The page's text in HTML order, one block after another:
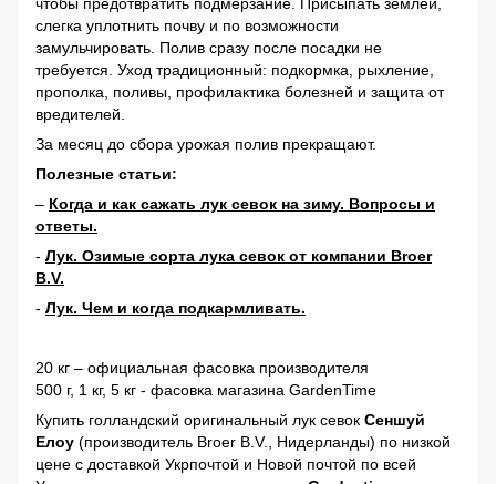
слегка уплотнить почву и по возможности
замульчировать. Полив сразу после посадки не
требуется. Уход традиционный: подкормка, рыхление,
прополка, поливы, профилактика болезней и защита от
вредителей.
За месяц до сбора урожая полив прекращают.
Полезные статьи:
– Когда и как сажать лук севок на зиму. Вопросы и
ответы.
- Лук. Озимые сорта лука севок от компании Broer
B.V.
- Лук. Чем и когда подкармливать.
20 кг – официальная фасовка производителя
500 г, 1 кг, 5 кг - фасовка магазина GardenTime
Купить голландский оригинальный лук севок Сеншуй
Елоу (производитель Broer B.V., Нидерланды) по низкой
цене с доставкой Укрпочтой и Новой почтой по всей